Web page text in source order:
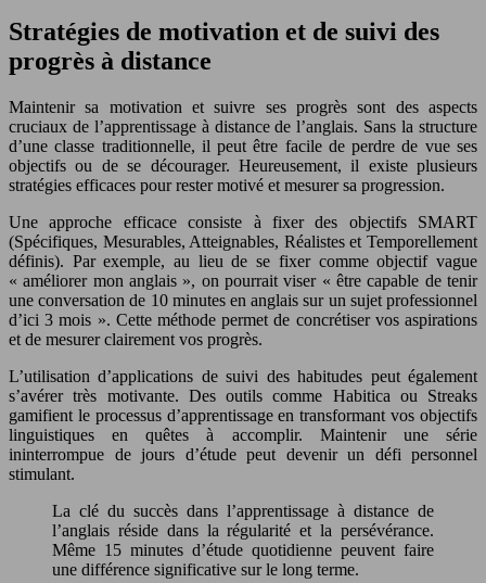
Stratégies de motivation et de suivi des
progrès à distance
Maintenir sa motivation et suivre ses progrès sont des aspects
cruciaux de l’apprentissage à distance de l’anglais. Sans la structure
d’une classe traditionnelle, il peut être facile de perdre de vue ses
objectifs ou de se décourager. Heureusement, il existe plusieurs
stratégies efficaces pour rester motivé et mesurer sa progression.
Une approche efficace consiste à fixer des objectifs SMART
(Spécifiques, Mesurables, Atteignables, Réalistes et Temporellement
définis). Par exemple, au lieu de se fixer comme objectif vague
« améliorer mon anglais », on pourrait viser « être capable de tenir
une conversation de 10 minutes en anglais sur un sujet professionnel
d’ici 3 mois ». Cette méthode permet de concrétiser vos aspirations
et de mesurer clairement vos progrès.
L’utilisation d’applications de suivi des habitudes peut également
s’avérer très motivante. Des outils comme Habitica ou Streaks
gamifient le processus d’apprentissage en transformant vos objectifs
linguistiques en quêtes à accomplir. Maintenir une série
ininterrompue de jours d’étude peut devenir un défi personnel
stimulant.
La clé du succès dans l’apprentissage à distance de
l’anglais réside dans la régularité et la persévérance.
Même 15 minutes d’étude quotidienne peuvent faire
une différence significative sur le long terme.